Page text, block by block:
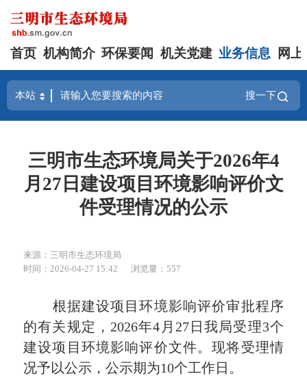
首页 机构简介 环保要闻 机关党建 业务信息 网
搜一下
三明市生态环境局关于2026年4
月27日建设项目环境影响评价文
件受理情况的公示
来源：三明市生态环境局
时间：2026-04-27 15:42
浏览量：557
根据建设项目环境影响评价审批程序
的有关规定，2026年4 月 27日我局受理3个
建设项目环境影响评价文件。现将受理情
况予以公示，公示期为10个工作日。